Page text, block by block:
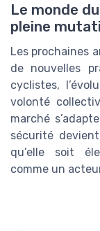
Le monde
pleine
Les prochaines
de nouvelles
cyclistes,
volonté
marché
sécurité
qu’elle soit
comme un